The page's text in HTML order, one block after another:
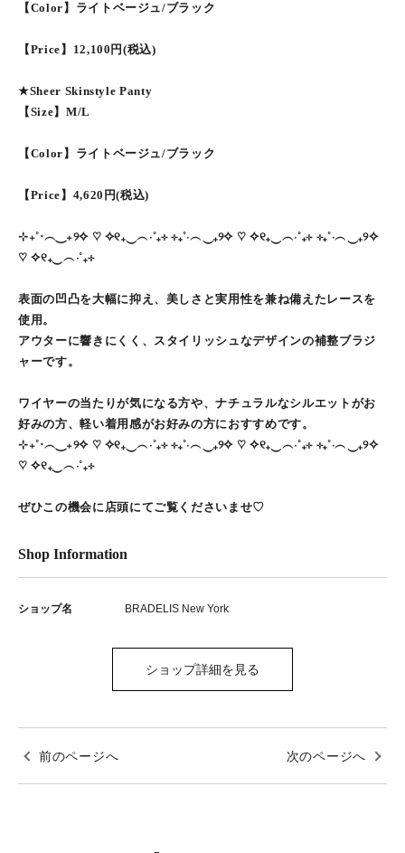
【Color】ライトベージュ/ブラック
【Price】12,100円(税込)
★Sheer Skinstyle Panty
【Size】M/L
【Color】ライトベージュ/ブラック
【Price】4,620円(税込)
⊹₊˚‧︵‿₊୨✧ ♡ ✧୧₊‿︵‧˚₊⊹ ⊹₊˚‧︵‿₊୨✧ ♡ ✧୧₊‿︵‧˚₊⊹ ⊹₊˚‧︵‿₊୨✧
♡ ✧୧₊‿︵‧˚₊⊹
表面の凹凸を大幅に抑え、美しさと実用性を兼ね備えたレースを
使用。
アウターに響きにくく、スタイリッシュなデザインの補整ブラジ
ャーです。
ワイヤーの当たりが気になる方や、ナチュラルなシルエットがお
好みの方、軽い着用感がお好みの方におすすめです。
⊹₊˚‧︵‿₊୨✧ ♡ ✧୧₊‿︵‧˚₊⊹ ⊹₊˚‧︵‿₊୨✧ ♡ ✧୧₊‿︵‧˚₊⊹ ⊹₊˚‧︵‿₊୨✧
♡ ✧୧₊‿︵‧˚₊⊹
ぜひこの機会に店頭にてご覧くださいませ♡
Shop Information
ショップ名 BRADELIS New York
ショップ詳細を見る
前のページへ 次のページへ